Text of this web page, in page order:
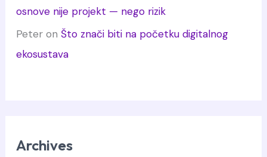
osnove nije projekt — nego rizik
Peteron Što znači biti na početku digitalnog
ekosustava
Archives